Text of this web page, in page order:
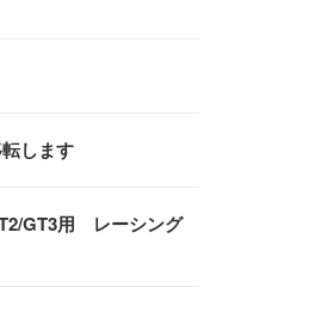
します
GT3用 レーシング